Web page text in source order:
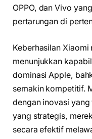
OPPO, dan Vivo
pertarungan di
Keberhasilan
menunjukkan
dominasi Apple,
semakin kompetitif.
dengan inovasi
yang strategis,
secara efektif